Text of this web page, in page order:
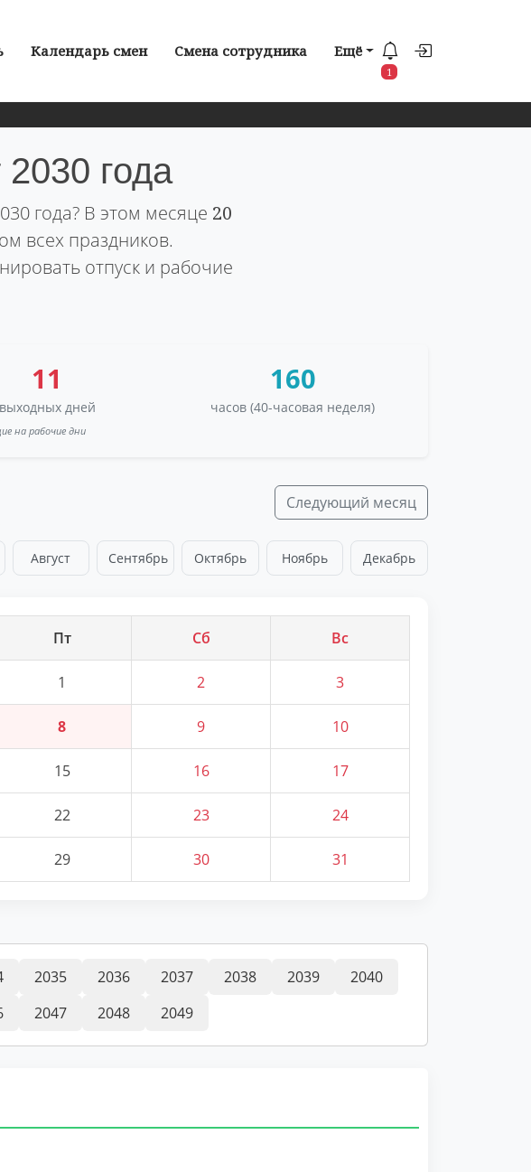
Календарь смен Смена сотрудника Ещё
1
года
года? В этом месяце 20
всех праздников.
отпуск и рабочие
11
выходных дней
160
часов (40-часовая неделя)
на рабочие дни
Следующий месяц
Август Сентябрь Октябрь Ноябрь Декабрь
Пт Сб Вс
1 2 3
8 9 10
15 16 17
22 23 24
29 30 31
2035 2036 2037 2038 2039
2040
2047 2048 2049